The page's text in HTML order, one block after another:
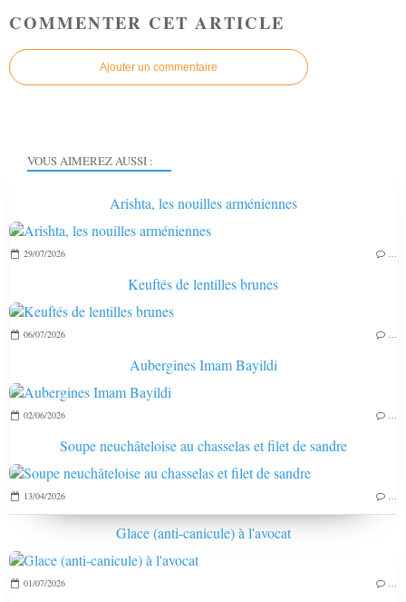
COMMENTER CET ARTICLE
Ajouter un commentaire
VOUS AIMEREZ AUSSI :
Arishta, les nouilles arméniennes
29/07/2026
Keuftés de lentilles brunes
06/07/2026
Aubergines Imam Bayildi
02/06/2026
Soupe neuchâteloise au chasselas et filet de sandre
13/04/2026
Glace (anti-canicule) à l'avocat
01/07/2026